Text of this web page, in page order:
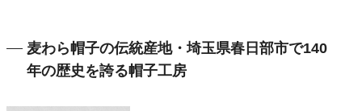
麦わら帽子の伝統産地・埼玉県春日部市で140
年の歴史を誇る帽子工房